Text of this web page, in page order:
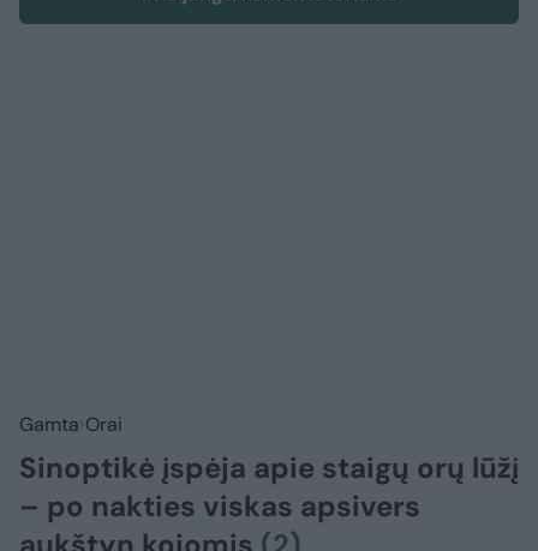
Gamta Orai
Sinoptikė įspėja apie staigų orų lūžį
– po nakties viskas apsivers